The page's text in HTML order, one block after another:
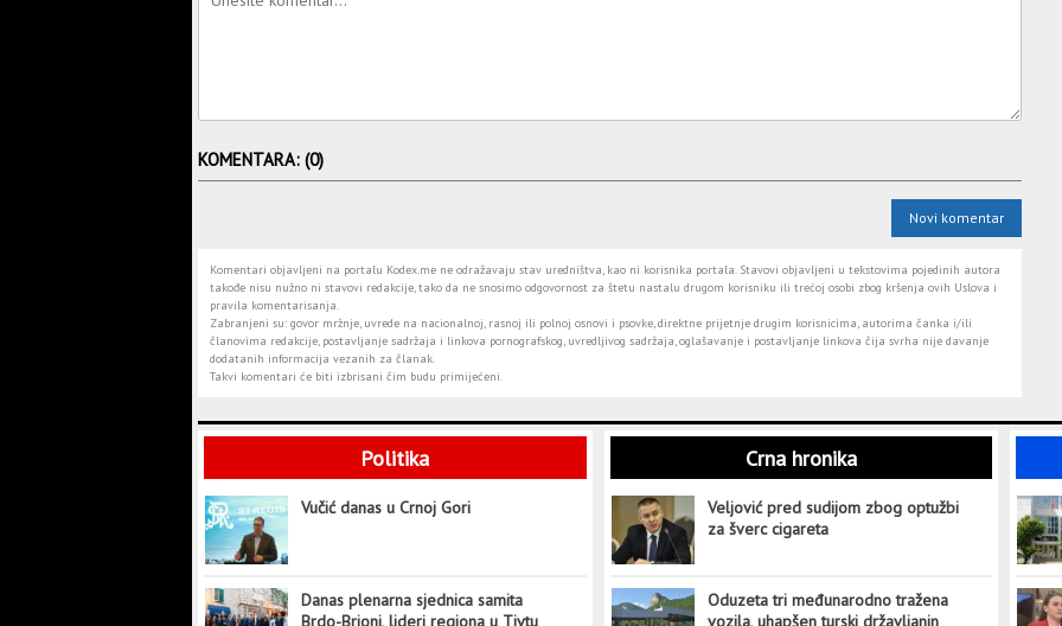
KOMENTARA: (0)
Novi komentar
Komentari objavljeni na portalu Kodex.me ne odražavaju stav uredništva, kao ni korisnika portala. Stavovi objavljeni u tekstovima pojedinih autora
takođe nisu nužno ni stavovi redakcije, tako da ne snosimo odgovornost za štetu nastalu drugom korisniku ili trećoj osobi zbog kršenja ovih Uslova i
pravila komentarisanja.
Zabranjeni su: govor mržnje, uvrede na nacionalnoj, rasnoj ili polnoj osnovi i psovke, direktne prijetnje drugim korisnicima, autorima čanka i/ili
članovima redakcije, postavljanje sadržaja i linkova pornografskog, uvredljivog sadržaja, oglašavanje i postavljanje linkova čija svrha nije davanje
dodatanih informacija vezanih za članak.
Takvi komentari će biti izbrisani čim budu primijećeni.
Politika
Vučić danas u Crnoj Gori
Danas plenarna sjednica samita
Brdo-Brioni, lideri regiona u Tivtu
Crna hronika
Veljović pred sudijom zbog optužbi
za šverc cigareta
Oduzeta tri međunarodno tražena
vozila, uhapšen turski državljanin